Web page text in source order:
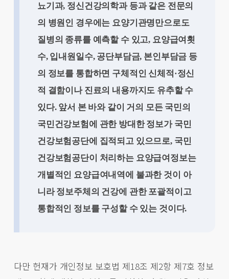
뇨기과, 정신건강의학과 등과 같은 전문의
의 병원인 경우에는 요양기관명만으로도
질병의 종류를 예측할 수 있고, 요양급여횟
수, 입내원일수, 공단부담금, 본인부담금 등
의 정보를 통합하면 구체적인 신체적·정신
적 결함이나 진료의 내용까지도 유추할 수
있다. 앞서 본 바와 같이 거의 모든 국민의
국민건강보험에 관한 방대한 정보가 국민
건강보험공단에 집적되고 있으므로, 국민
건강보험공단이 처리하는 요양급여정보는
개별적인 요양급여내역에 불과한 것이 아
니라 정보주체의 건강에 관한 포괄적이고
통합적인 정보를 구성할 수 있는 것이다.
다만 헌재가 개인정보 보호법 제18조 제2항 제7호 정보